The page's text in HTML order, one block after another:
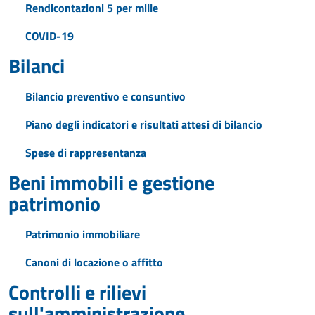
Rendicontazioni 5 per mille
COVID-19
Bilanci
Bilancio preventivo e consuntivo
Piano degli indicatori e risultati attesi di bilancio
Spese di rappresentanza
Beni immobili e gestione
patrimonio
Patrimonio immobiliare
Canoni di locazione o affitto
Controlli e rilievi